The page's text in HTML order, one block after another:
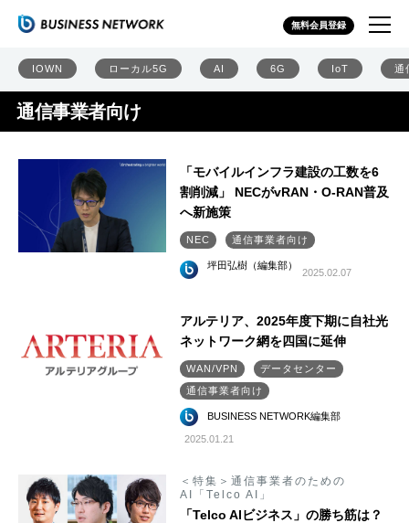
無料会員登録
IOWN ローカル5G AI 6G IoT 通
通信事業者向け
「モバイルインフラ建設の工数を6
割削減」 NECがvRAN・O-RAN普及
へ新施策
NEC 通信事業者向け
坪田弘樹（編集部）
2025.02.07
アルテリア、2025年度下期に自社光
ネットワーク網を四国に延伸
WAN/VPN
データセンター
通信事業者向け
BUSINESS NETWORK編集部
2025.01.21
＜特集＞通信事業者のための
AI「Telco AI」
「Telco AIビジネス」の勝ち筋は？